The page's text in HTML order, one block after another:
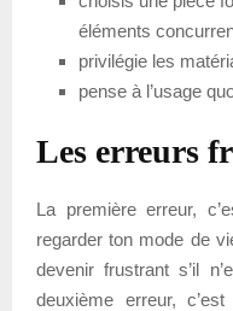
éléments
privilégie les
pense à l’usage
Les erreurs
La première erreur,
regarder ton mode de
devenir frustrant s’il
deuxième erreur,